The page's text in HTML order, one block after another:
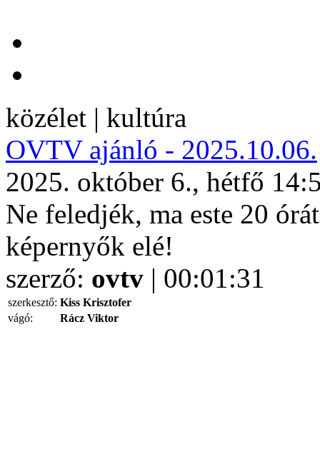
közélet | kultúra
OVTV ajánló - 2025.10.06.
2025. október 6., hétfő
Ne feledjék, ma este 20
képernyők elé!
szerző: ovtv | 00:01:31
szerkesztő: Kiss Krisztofer
vágó:
Rácz Viktor